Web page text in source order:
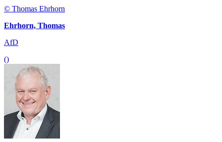
© Thomas Ehrhorn
Ehrhorn, Thomas
AfD
()